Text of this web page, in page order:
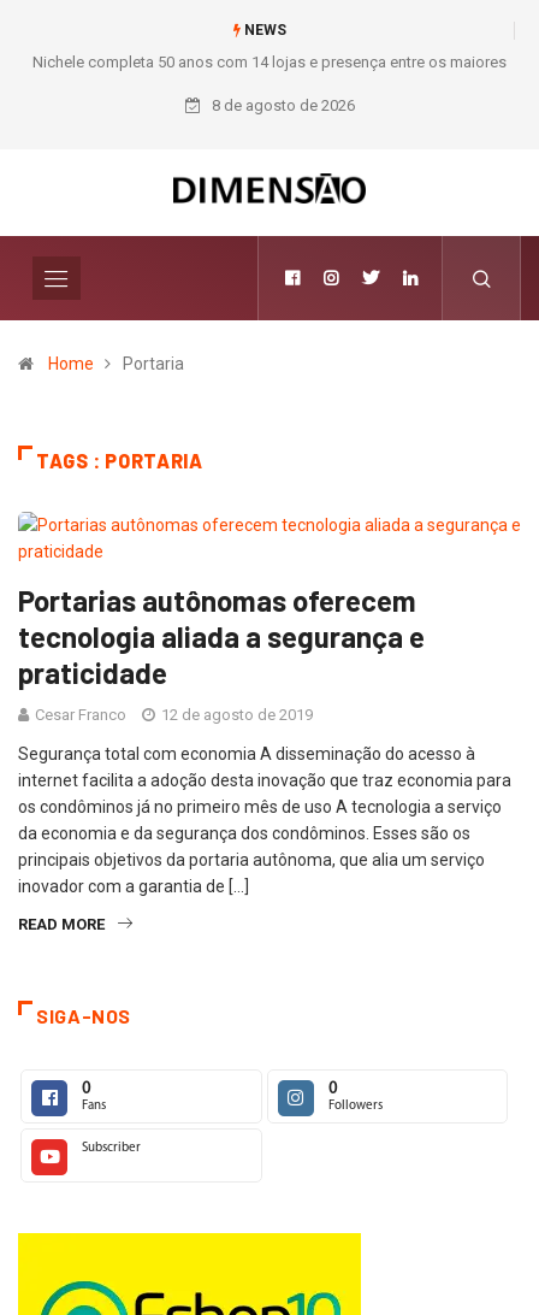
NEWS
completa 50 anos com 14 lojas e presença entre os maiores
varejistas de materiais de construção do Brasil
8 de agosto de 2026
Home Portaria
TAGS : PORTARIA
Portarias autônomas oferecem
tecnologia aliada a segurança e
praticidade
Cesar Franco 12 de agosto de 2019
Segurança total com economia A disseminação do acesso à
internet facilita a adoção desta inovação que traz economia para
os condôminos já no primeiro mês de uso A tecnologia a serviço
da economia e da segurança dos condôminos. Esses são os
principais objetivos da portaria autônoma, que alia um serviço
inovador com a garantia de […]
READ MORE
SIGA-NOS
0
Fans
0
Followers
Subscriber